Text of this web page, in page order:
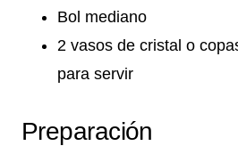
Bol mediano
2 vasos de cristal o
para servir
Preparación